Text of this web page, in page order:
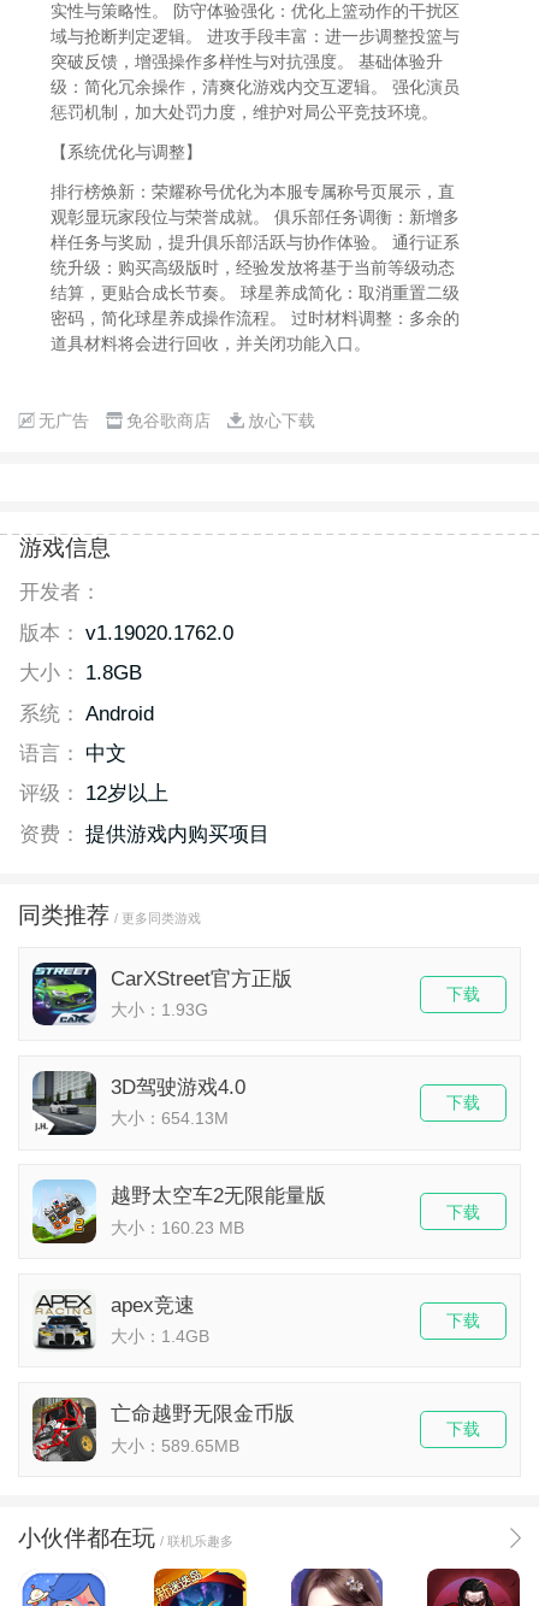
实性与策略性。 防守体验强化：优化上篮动作的干扰区
域与抢断判定逻辑。 进攻手段丰富：进一步调整投篮与
突破反馈，增强操作多样性与对抗强度。 基础体验升
级：简化冗余操作，清爽化游戏内交互逻辑。 强化演员
惩罚机制，加大处罚力度，维护对局公平竞技环境。
【系统优化与调整】
排行榜焕新：荣耀称号优化为本服专属称号页展示，直
观彰显玩家段位与荣誉成就。 俱乐部任务调衡：新增多
样任务与奖励，提升俱乐部活跃与协作体验。 通行证系
统升级：购买高级版时，经验发放将基于当前等级动态
结算，更贴合成长节奏。 球星养成简化：取消重置二级
密码，简化球星养成操作流程。 过时材料调整：多余的
道具材料将会进行回收，并关闭功能入口。
无广告 免谷歌商店 放心下载
游戏信息
开发者：
版本： v1.19020.1762.0
大小：
1.8GB
系统： Android
语言：
中文
评级：
12岁以上
资费： 提供游戏内购买项目
同类推荐 / 更多同类游戏
CarXStreet官方正版
大小：1.93G
下载
3D驾驶游戏4.0
大小：654.13M
下载
​越野太空车2无限能量版
大小：160.23 MB
下载
apex竞速
大小：1.4GB
下载
亡命越野无限金币版
大小：589.65MB
下载
小伙伴都在玩 / 联机乐趣多